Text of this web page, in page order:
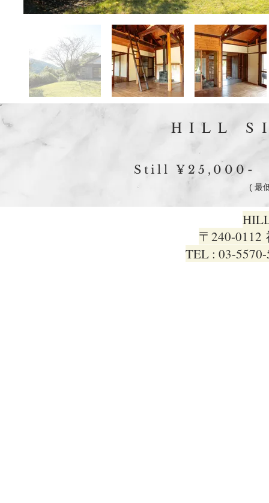
HILL
​Still
( 最
〒240-0112
​TEL : 03-